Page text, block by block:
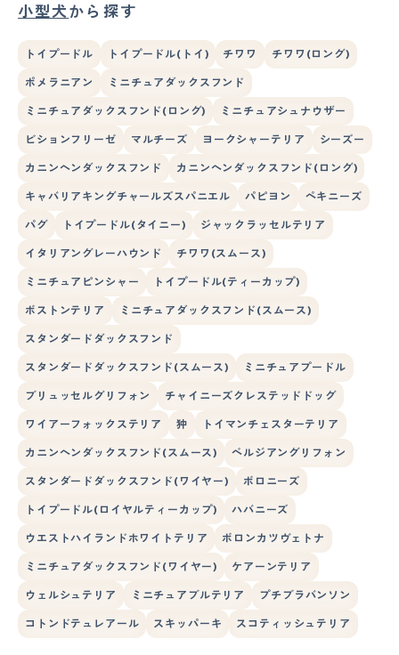
小型犬から探す
トイプードル トイプードル(トイ) チワワ チワワ(ロング)
ポメラニアン ミニチュアダックスフンド
ミニチュアダックスフンド(ロング) ミニチュアシュナウザー
ビションフリーゼ マルチーズ ヨークシャーテリア シーズー
カニンヘンダックスフンド カニンヘンダックスフンド(ロング)
キャバリアキングチャールズスパニエル パピヨン ペキニーズ
パグ トイプードル(タイニー) ジャックラッセルテリア
イタリアングレーハウンド チワワ(スムース)
ミニチュアピンシャー トイプードル(ティーカップ)
ボストンテリア ミニチュアダックスフンド(スムース)
スタンダードダックスフンド
スタンダードダックスフンド(スムース) ミニチュアプードル
ブリュッセルグリフォン チャイニーズクレステッドドッグ
ワイアーフォックステリア 狆 トイマンチェスターテリア
カニンヘンダックスフンド(スムース) ベルジアングリフォン
スタンダードダックスフンド(ワイヤー) ボロニーズ
トイプードル(ロイヤルティーカップ) ハバニーズ
ウエストハイランドホワイトテリア ボロンカツヴェトナ
ミニチュアダックスフンド(ワイヤー) ケアーンテリア
ウェルシュテリア ミニチュアブルテリア プチブラバンソン
コトンドテュレアール スキッパーキ スコティッシュテリア